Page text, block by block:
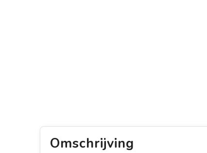
Omschrijving